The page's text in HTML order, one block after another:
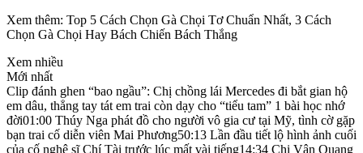
Xem thêm: Top 5 Cách Chọn Gà Chọi Tơ Chuẩn Nhất, 3 Cách
Chọn Gà Chọi Hay Bách Chiến Bách Thắng
Xem nhiều
Mới nhất
Clip đánh ghen “bao ngầu”: Chị chồng lái Mercedes đi bắt gian hộ
em dâu, thẳng tay tát em trai còn dạy cho “tiểu tam” 1 bài học nhớ
đời01:00 Thúy Nga phát đồ cho người vô gia cư tại Mỹ, tình cờ gặp
bạn trai cố diễn viên Mai Phương50:13 Lần đầu tiết lộ hình ảnh cuối
của cố nghệ sĩ Chí Tài trước lúc mất vài tiếng14:34 Chị Vân Quang